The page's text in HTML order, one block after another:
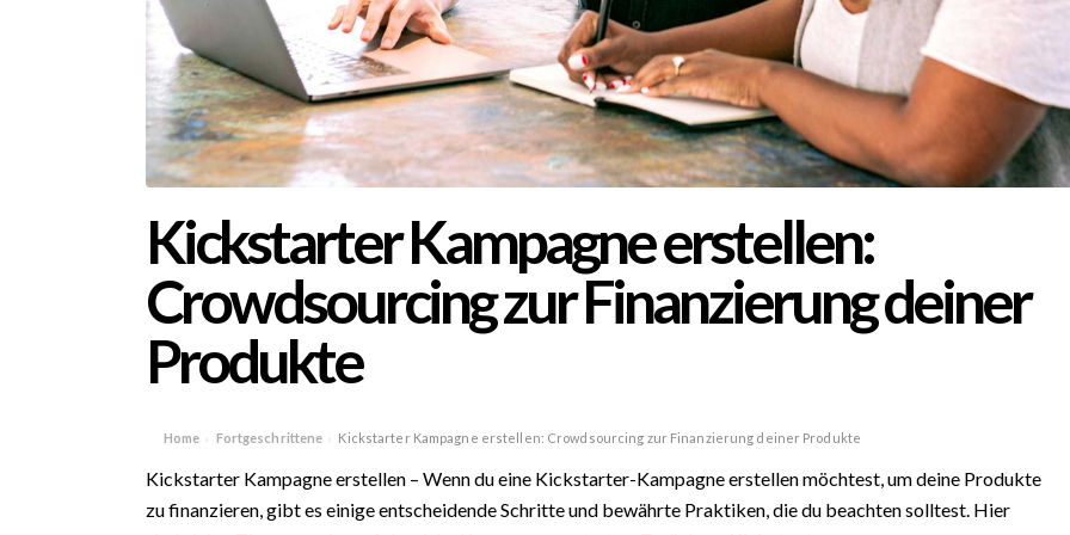
Kickstarter Kampagne erstellen:
Crowdsourcing zur Finanzierung deiner
Produkte
Home › Fortgeschrittene › Kickstarter Kampagne erstellen: Crowdsourcing zur Finanzierung deiner Produkte
Kickstarter Kampagne erstellen – Wenn du eine Kickstarter-Kampagne erstellen möchtest, um deine Produkte
zu finanzieren, gibt es einige entscheidende Schritte und bewährte Praktiken, die du beachten solltest. Hier